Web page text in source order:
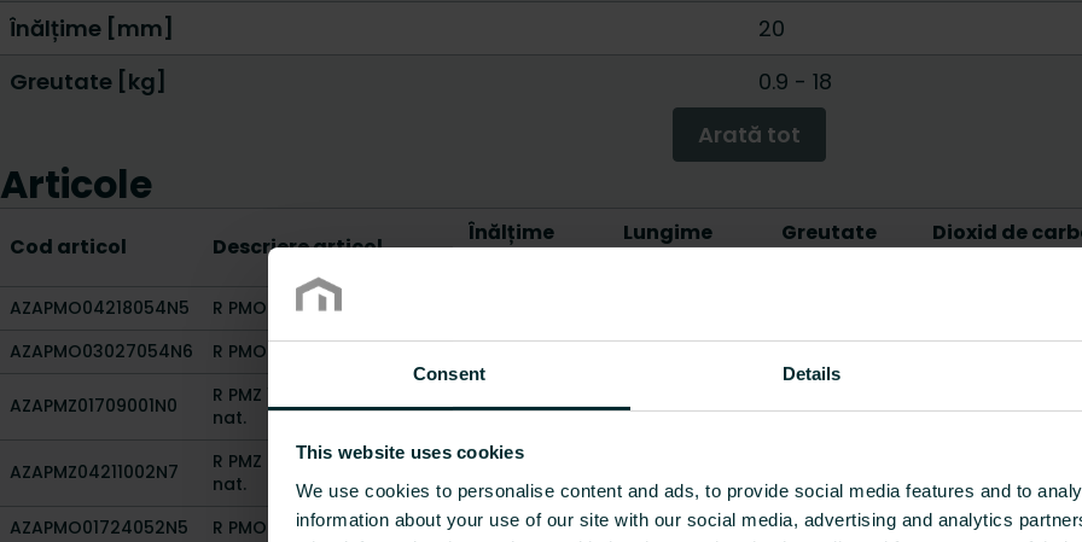
Consent Details
This website uses cookies
We use cookies to personalise content and ads, to provide social media features and to
information about your use of our site with our social media, advertising and analytics
Înălțime [mm]
20
Greutate [kg]
0.9 - 18
Arată tot
Articole
Cod articol Descriere articol
Înălțime
Lungime
Greutate
Dioxid de
AZAPMO04218054N5 R PMO 42x180 oak oil.
AZAPMO03027054N6
R PMO 30x270 oak v.mt
AZAPMZ01709001N0
R PMZ 17x090 alu. nat. F
nat.
20 900 2.2 -
AZAPMZ04211002N7
R PMZ 42x110 beech v.sh F
nat.
AZAPMO01724052N5 R PMO 17x240 beech oil. 20 2400 3.2 -